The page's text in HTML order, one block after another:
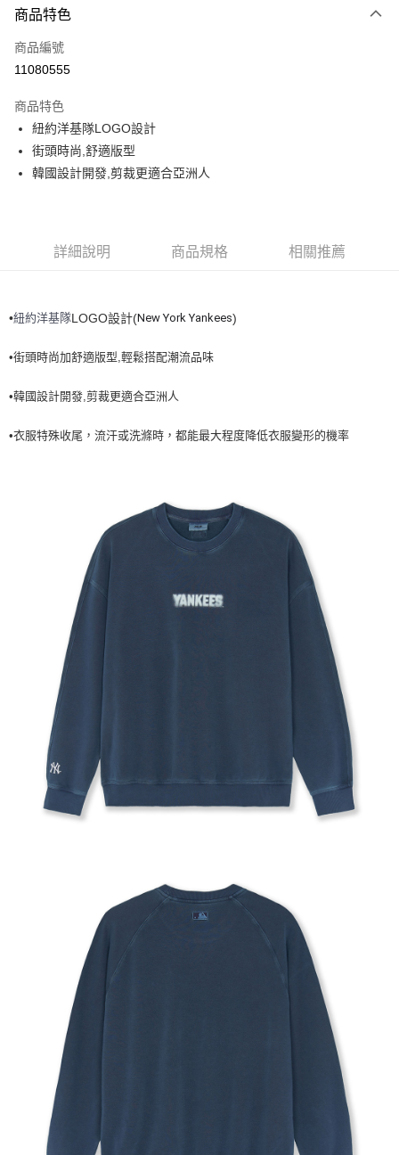
信用卡一次付款
超商取貨付款
Apple Pay
街口支付
全家取貨付款<未取貨列黑名單/不支援離島取退>
全家取貨<不支援離島取退>
每筆NT$60，滿NT$499(含以上)免運費
7-11取貨<不支援離島取退>
每筆NT$80，滿NT$699(含以上)免運費
商品特色
商品編號
11080555
商品特色
紐約洋基隊LOGO設計
街頭時尚,舒適版型
韓國設計開發,剪裁更適合亞洲人
詳細說明 商品規格 相關推薦
•紐約洋基隊LOGO設計(New York Yankees)
•街頭時尚加舒適版型,輕鬆搭配潮流品味
•韓國設計開發,剪裁更適合亞洲人
•衣服特殊收尾，流汗或洗滌時，都能最大程度降低衣服變形的機率